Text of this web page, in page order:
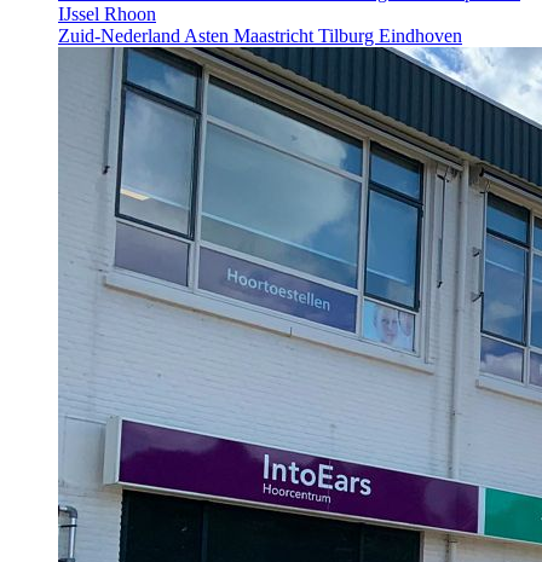
IJssel Rhoon
Zuid-NederlandAsten MaastrichtTilburg Eindhoven